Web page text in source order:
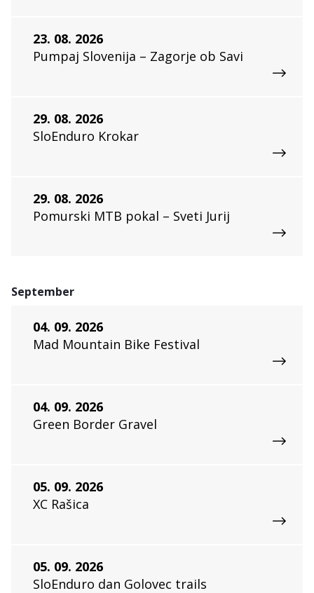
23. 08. 2026
Pumpaj Slovenija – Zagorje ob Savi
29. 08. 2026
SloEnduro Krokar
29. 08. 2026
Pomurski MTB pokal – Sveti Jurij
September
04. 09. 2026
Mad Mountain Bike Festival
04. 09. 2026
Green Border Gravel
05. 09. 2026
XC Rašica
05. 09. 2026
SloEnduro dan Golovec trails